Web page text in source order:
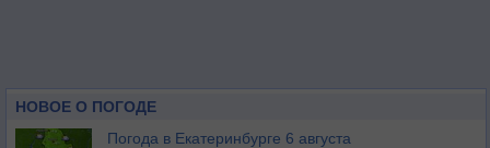
НОВОЕ О ПОГОДЕ
Погода в Екатеринбурге 6 августа